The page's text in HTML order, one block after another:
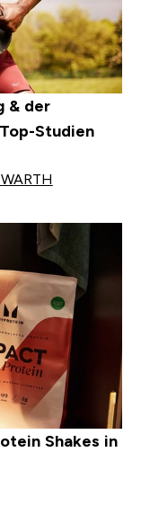
& der
Studien
Shakes in